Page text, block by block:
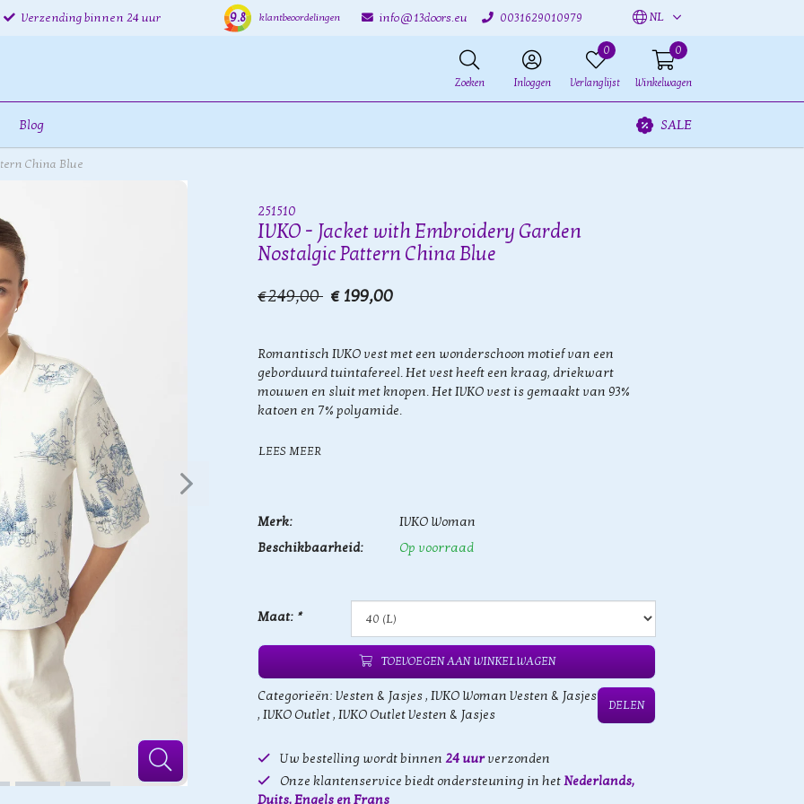
Verzending binnen 24 uur 9.8 klantbeoordelingen info@13doors.eu 0031629010979 NL
Zoeken Inloggen
0
Verlanglijst
0
Winkelwagen
Blog SALE
China Blue
251510
IVKO - Jacket with Embroidery Garden
Nostalgic Pattern China Blue
€249,00 € 199,00
Romantisch IVKO vest met een wonderschoon motief van een
geborduurd tuintafereel. Het vest heeft een kraag, driekwart
mouwen en sluit met knopen. Het IVKO vest is gemaakt van 93%
katoen en 7% polyamide.
LEES MEER
Merk:
IVKO Woman
Beschikbaarheid:
Op voorraad
Maat: *
TOEVOEGEN AAN WINKELWAGEN
Categorieën: Vesten & Jasjes, IVKO Woman Vesten & Jasjes
, IVKO Outlet, IVKO Outlet Vesten & Jasjes
DELEN
Uw bestelling wordt binnen 24 uurverzonden
Onze klantenservice biedt ondersteuning in hetNederlands,
Duits, Engels en Frans